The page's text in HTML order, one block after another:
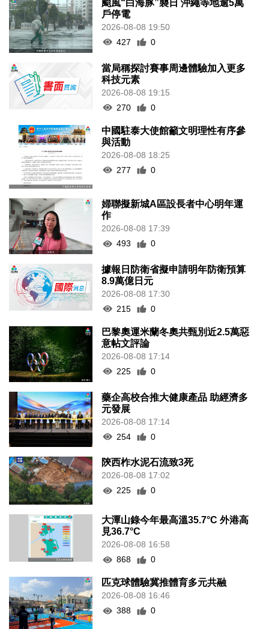
颱風“白海豚”襲日 沖繩等地逾5萬
戶停電
2026-08-08 19:50
427
0
當局稱探討賽事周邊體驗加入更多
科技元素
2026-08-08 19:15
270
0
中國駐泰大使館籲文明理性有序參
與活動
2026-08-08 18:25
277
0
婦聯擬新城A區設長者中心明年運
作
2026-08-08 17:39
493
0
據報日防衛省擬申請明年防衛預算
8.9萬億日元
2026-08-08 17:30
215
0
巴黎奧運米蘭冬奧共甄別近2.5萬惡
意帖文評論
2026-08-08 17:14
225
0
藥企高校合推大健康產品 助經濟多
元發展
2026-08-08 17:14
254
0
陝西柞水泥石流致3死
2026-08-08 17:02
225
0
大潭山錄今年最高溫35.7°C 外港高
見36.7°C
2026-08-08 16:58
868
0
匹克球體驗冀推體育多元共融
2026-08-08 16:46
388
0